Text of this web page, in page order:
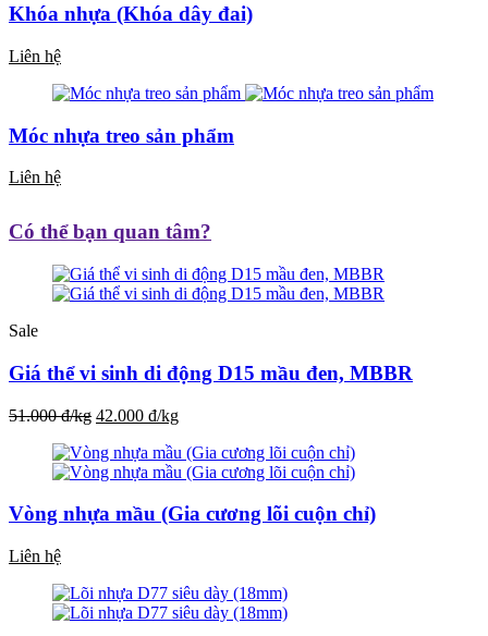
Khóa nhựa (Khóa dây đai)
Liên hệ
Móc nhựa treo sản phẩm
Liên hệ
Có thể bạn quan tâm?
Sale
Giá thể vi sinh di động D15 mầu đen, MBBR
51.000 đ/kg 42.000 đ/kg
Vòng nhựa mầu (Gia cương lõi cuộn chỉ)
Liên hệ